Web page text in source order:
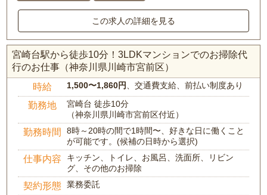
この求人の詳細を見る
宮崎台駅から徒歩10分！3LDKマンションでのお掃除代
行のお仕事（神奈川県川崎市宮前区）
時給 1,500〜1,860円 、交通費支給、前払い制度あり
勤務地
宮崎台 徒歩10分
（神奈川県川崎市宮前区付近）
勤務時間
8時～20時の間で1時間〜、好きな日に働くこと
が可能です。(候補の日時から選択)
仕事内容
キッチン、トイレ、お風呂、洗面所、リビン
グ、その他のお掃除
契約形態 業務委託